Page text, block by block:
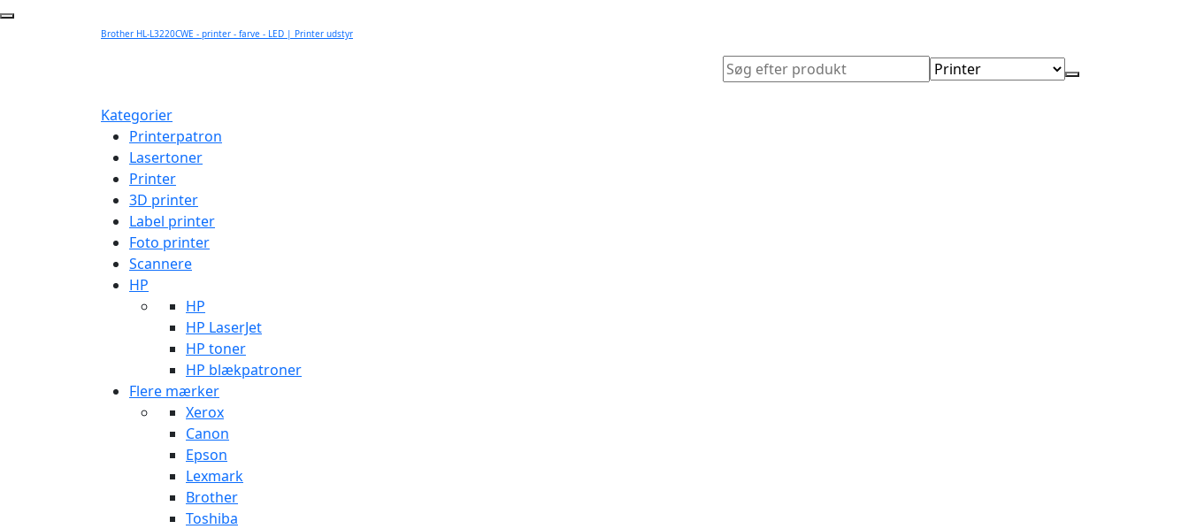
Brother HL-L3220CWE - printer - farve - LED | Printer udstyr
Kategorier
Printerpatron
Lasertoner
Printer
3D printer
Label printer
Foto printer
Scannere
HP
HP
HP LaserJet
HP toner
HP blækpatroner
Flere mærker
Xerox
Canon
Epson
Lexmark
Brother
Toshiba